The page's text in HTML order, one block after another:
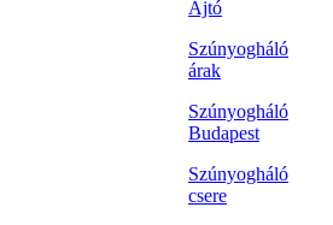
Ajtó
Szúnyogháló
árak
Szúnyogháló
Budapest
Szúnyogháló
csere